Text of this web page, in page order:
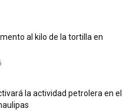
al kilo de la tortilla en
la actividad petrolera en el